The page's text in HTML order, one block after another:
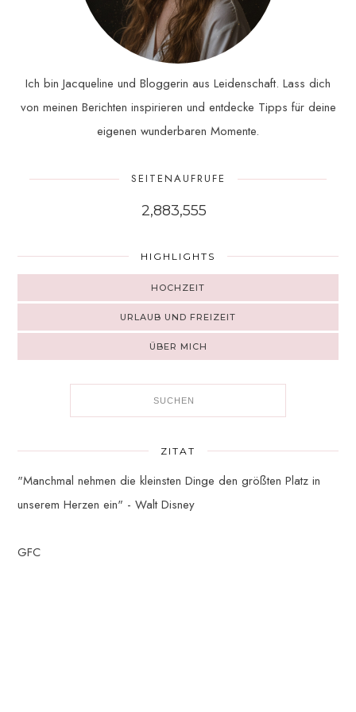
Ich bin Jacqueline und Bloggerin aus Leidenschaft. Lass dich
von meinen Berichten inspirieren und entdecke Tipps für deine
eigenen wunderbaren Momente.
SEITENAUFRUFE
2,883,555
HIGHLIGHTS
HOCHZEIT
URLAUB UND FREIZEIT
ÜBER MICH
ZITAT
"Manchmal nehmen die kleinsten Dinge den größten Platz in
unserem Herzen ein" - Walt Disney
GFC